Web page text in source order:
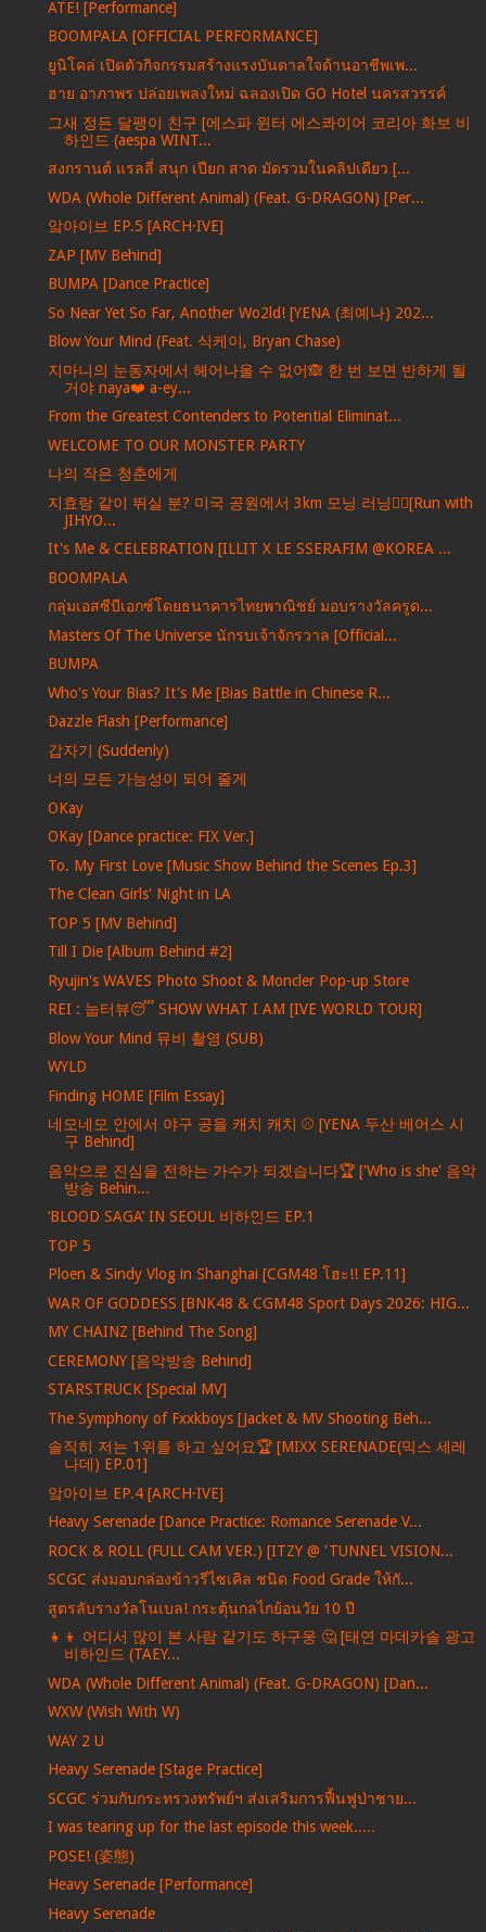
ATE! [Performance]
BOOMPALA [OFFICIAL PERFORMANCE]
ยูนิโคล่ เปิดตัวกิจกรรมสร้างแรงบันดาลใจด้านอาชีพเพ...
ฮาย อาภาพร ปล่อยเพลงใหม่ ฉลองเปิด GO Hotel นครสวรรค์
그새 정든 달팽이 친구 [에스파 윈터 에스콰이어 코리아 화보 비
하인드 (aespa WINT...
สงกรานต์ แรลลี่ สนุก เปียก สาด มัดรวมในคลิปเดียว [...
WDA (Whole Different Animal) (Feat. G-DRAGON) [Per...
앜아이브 EP.5 [ARCH·IVE]
ZAP [MV Behind]
BUMPA [Dance Practice]
So Near Yet So Far, Another Wo2ld! [YENA (최예나) 202...
Blow Your Mind (Feat. 식케이, Bryan Chase)
지마니의 눈동자에서 헤어나올 수 없어🙈 한 번 보면 반하게 될
거야 naya❤️ a-ey...
From the Greatest Contenders to Potential Eliminat...
WELCOME TO OUR MONSTER PARTY
나의 작은 청춘에게
지효랑 같이 뛰실 분? 미국 공원에서 3km 모닝 러닝🏃‍♀️[Run with
JIHYO...
It's Me & CELEBRATION [ILLIT X LE SSERAFIM @KOREA ...
BOOMPALA
กลุ่มเอสซีบีเอกซ์โดยธนาคารไทยพาณิชย์ มอบรางวัลครูด...
Masters Of The Universe นักรบเจ้าจักรวาล [Official...
BUMPA
Who's Your Bias? It's Me [Bias Battle in Chinese R...
Dazzle Flash [Performance]
갑자기 (Suddenly)
너의 모든 가능성이 되어 줄게
OKay
OKay [Dance practice: FIX Ver.]
To. My First Love [Music Show Behind the Scenes Ep.3]
The Clean Girls' Night in LA
TOP 5 [MV Behind]
Till I Die [Album Behind #2]
Ryujin's WAVES Photo Shoot & Moncler Pop-up Store
REI : 눕터뷰😴 SHOW WHAT I AM [IVE WORLD TOUR]
Blow Your Mind 뮤비 촬영 (SUB)
WYLD
Finding HOME [Film Essay]
네모네모 안에서 야구 공을 캐치 캐치 ⚾ [YENA 두산 베어스 시
구 Behind]
음악으로 진심을 전하는 가수가 되겠습니다🏆 ['Who is she' 음악
방송 Behin...
‘BLOOD SAGA’ IN SEOUL 비하인드 EP.1
TOP 5
Ploen & Sindy Vlog in Shanghai [CGM48 โฮะ!! EP.11]
WAR OF GODDESS [BNK48 & CGM48 Sport Days 2026: HIG...
MY CHAINZ [Behind The Song]
CEREMONY [음악방송 Behind]
STARSTRUCK [Special MV]
The Symphony of Fxxkboys [Jacket & MV Shooting Beh...
솔직히 저는 1위를 하고 싶어요🏆 [MIXX SERENADE(믹스 세레
나데) EP.01]
앜아이브 EP.4 [ARCH·IVE]
Heavy Serenade [Dance Practice: Romance Serenade V...
ROCK & ROLL (FULL CAM VER.) [ITZY @ 'TUNNEL VISION...
SCGC ส่งมอบกล่องข้าวรีไซเคิล ชนิด Food Grade ให้กั...
สูตรลับรางวัลโนเบล! กระตุ้นกลไกย้อนวัย 10 ปี
👧👦 어디서 많이 본 사람 같기도 하구웅 🤔 [태연 마데카솔 광고
비하인드 (TAEY...
WDA (Whole Different Animal) (Feat. G-DRAGON) [Dan...
WXW (Wish With W)
WAY 2 U
Heavy Serenade [Stage Practice]
SCGC ร่วมกับกระทรวงทรัพย์ฯ ส่งเสริมการฟื้นฟูป่าชาย...
I was tearing up for the last episode this week.....
POSE! (姿態)
Heavy Serenade [Performance]
Heavy Serenade